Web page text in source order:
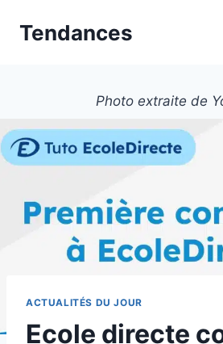
Tendances
Photo extraite de
ACTUALITÉS DU JOUR
Ecole directe